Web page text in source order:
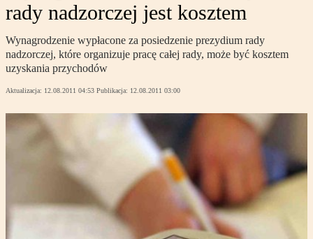
rady nadzorczej jest kosztem
Wynagrodzenie wypłacone za posiedzenie prezydium rady
nadzorczej, które organizuje pracę całej rady, może być kosztem
uzyskania przychodów
Aktualizacja: 12.08.2011 04:53 Publikacja: 12.08.2011 03:00